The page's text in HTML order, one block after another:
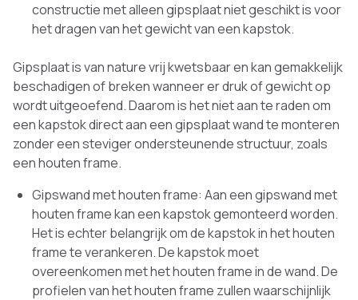
constructie met alleen gipsplaat niet geschikt is voor
het dragen van het gewicht van een kapstok.
Gipsplaat is van nature vrij kwetsbaar en kan gemakkelijk
beschadigen of breken wanneer er druk of gewicht op
wordt uitgeoefend. Daarom is het niet aan te raden om
een kapstok direct aan een gipsplaat wand te monteren
zonder een steviger ondersteunende structuur, zoals
een houten frame.
Gipswand met houten frame: Aan een gipswand met
houten frame kan een kapstok gemonteerd worden.
Het is echter belangrijk om de kapstok in het houten
frame te verankeren. De kapstok moet
overeenkomen met het houten frame in de wand. De
profielen van het houten frame zullen waarschijnlijk